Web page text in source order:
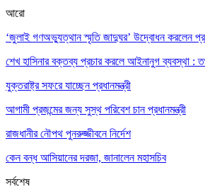
আরো
‘জুলাই গণঅভ্যুত্থান স্মৃতি জাদুঘর’ উদ্বোধন করলেন
শেখ হাসিনার বক্তব্য প্রচার করলে আইনানুগ ব্যবস্থা :
যুক্তরাষ্ট্র সফরে যাচ্ছেন প্রধানমন্ত্রী
আগামী প্রজন্মের জন্য সুস্থ পরিবেশ চান প্রধানমন্ত্রী
রাজধানীর নৌপথ পুনরুজ্জীবনে নির্দেশ
কেন বন্ধ আসিয়ানের দরজা, জানালেন মহাসচিব
সর্বশেষ